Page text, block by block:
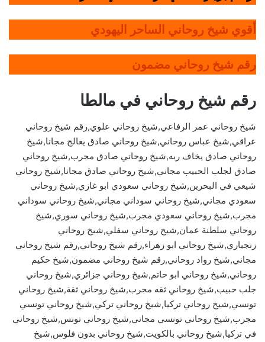
أقوي شيخ روحاني الساحر اليهودي
رقم شيخ روحاني مضمون
رقم شيخ روحاني في مالطا
شيخ روحاني عمر الرفاعي,شيخ روحاني علوي,رقم شيخ روحاني
عراقي,شيخ عباس روحاني,شيخ روحاني صادق يعالج مجانا,شيخ
روحاني صادق يخاف ربه,شيخ روحاني صادق مجرب,شيخ روحاني
صادق لجلب الحبيب مجاني,شيخ روحاني صادق مجانا,شيخ روحاني
شيعي في البحرين,شيخ روحاني سعودي ابو غازي,شيخ روحاني
سعودي مجاني,شيخ روحاني سوداني مجاني,شيخ روحاني سوداني
مجرب,شيخ روحاني سعودي مجرب,شيخ روحاني سوري,شيخ
روحاني سلطنة عمان,شيخ روحاني سفلي,شيخ روحاني
زنجباري,شيخ روحاني ابو زهراء,رقم شيخ روحاني,رقم شيخ روحاني
مجاني,شيخ رواد روحاني,رقم شيخ روحاني مضمون,شيخ حكيم
روحاني,شيخ روحاني ابو حاتم,شيخ روحاني جزائري,شيخ روحاني
جلب حبيب,شيخ روحاني ثقه مجرب,شيخ روحاني ثقة,شيخ روحاني
تونسي,شيخ روحاني تركيا,شيخ روحاني تركي,شيخ روحاني تونسي
مجرب,شيخ روحاني تونسي مجاني,شيخ روحاني تونس,شيخ روحاني
في تركيا,شيخ روحاني بالكويت,شيخ روحاني بدون فلوس,شيخ